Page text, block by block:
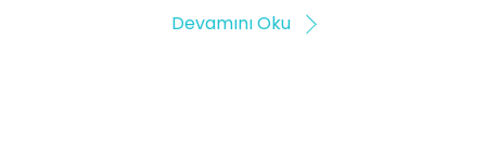
Devamını Oku